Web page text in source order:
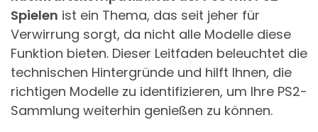
Spielen ist ein Thema, das seit jeher für
Verwirrung sorgt, da nicht alle Modelle diese
Funktion bieten. Dieser Leitfaden beleuchtet die
technischen Hintergründe und hilft Ihnen, die
richtigen Modelle zu identifizieren, um Ihre PS2-
Sammlung weiterhin genießen zu können.